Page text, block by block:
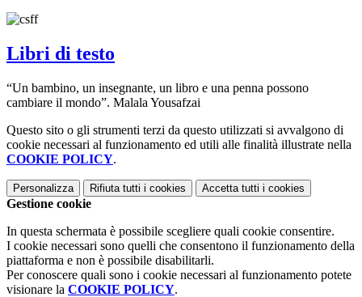
Libri di testo
“Un bambino, un insegnante, un libro e una penna possono
cambiare il mondo”. Malala Yousafzai
Questo sito o gli strumenti terzi da questo utilizzati si avvalgono di
cookie necessari al funzionamento ed utili alle finalità illustrate nella
COOKIE POLICY.
Personalizza Rifiuta tutti i cookies Accetta tutti i cookies
Gestione cookie
In questa schermata è possibile scegliere quali cookie consentire.
I cookie necessari sono quelli che consentono il funzionamento della
piattaforma e non è possibile disabilitarli.
Per conoscere quali sono i cookie necessari al funzionamento potete
visionare la COOKIE POLICY.